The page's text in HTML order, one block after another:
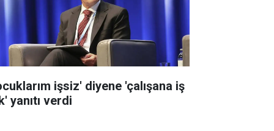
işsiz' diyene 'çalışana iş
yanıtı verdi